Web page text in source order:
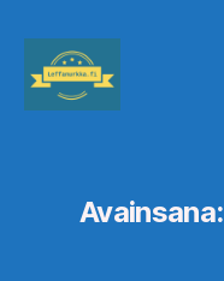
Avainsana: